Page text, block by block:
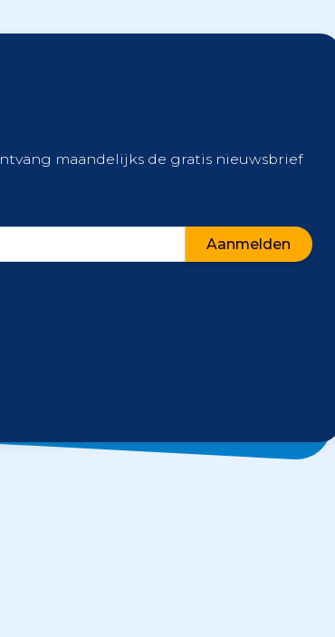
maandelijks de gratis nieuwsbrief